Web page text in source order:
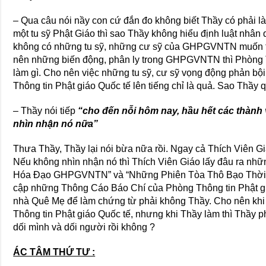
– Qua câu nói nầy con cứ đắn đo không biết Thầy có phải
một tu sỹ Phật Giáo thì sao Thầy không hiểu định luật
không có những tu sỹ, những cư sỹ của GHPGVNTN
nên những biến động, phân ly trong GHPGVNTN thì
làm gì. Cho nên việc những tu sỹ, cư sỹ vọng động phản
Thông tin Phật giáo Quốc tế lên tiếng chỉ là quả. Sao Thầy
– Thầy nói tiếp “cho đến nỗi hôm nay, hầu hết các
nhìn nhận nó nữa”
Thưa Thầy, Thầy lại nói bừa nữa rồi. Ngay cả Thích Viên
Nếu không nhìn nhận nó thì Thích Viên Giáo lấy đâu ra
Hóa Đạo GHPGVNTN” và “Những Phiên Tòa Thô Bạo
cập những Thông Cáo Báo Chí của Phòng Thông tin Phật
nhà Quê Mẹ để làm chứng từ phải không Thầy. Cho nên
Thông tin Phật giáo Quốc tế, nhưng khi Thầy làm thì Thầy
dối mình và dối người rồi không ?
ÁC TÂM THỨ TƯ :